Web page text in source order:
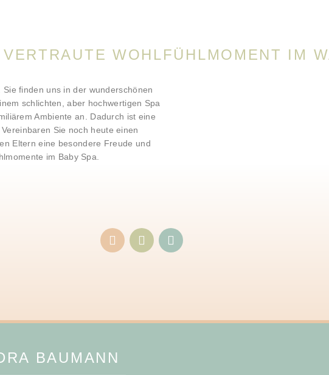
VERTRAUTE WOHLFÜHLMOMENT IM
finden uns in der wunderschönen
schlichten, aber hochwertigen Spa
Ambiente an. Dadurch ist eine
Vereinbaren Sie noch heute einen
Eltern eine besondere Freude und
im Baby Spa.
BAUMANN